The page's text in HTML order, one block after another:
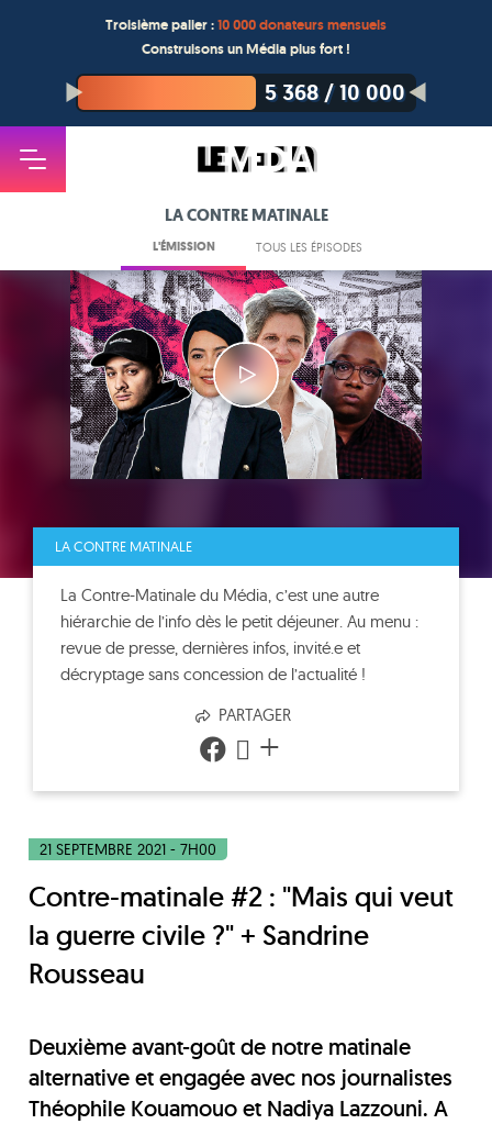
Troisième palier :10 000 donateurs mensuels
Construisons un Média plus fort !
5 368/10 000
LA CONTRE MATINALE
L'ÉMISSION TOUS LES ÉPISODES
LA CONTRE MATINALE
La Contre-Matinale du Média, c’est une autre
hiérarchie de l’info dès le petit déjeuner. Au menu :
revue de presse, dernières infos, invité.e et
décryptage sans concession de l’actualité !
PARTAGER
+
21 SEPTEMBRE 2021 - 7H00
Contre-matinale #2 : "Mais qui veut
la guerre civile ?" + Sandrine
Rousseau
Deuxième avant-goût de notre matinale
alternative et engagée avec nos journalistes
Théophile Kouamouo et Nadiya Lazzouni. A